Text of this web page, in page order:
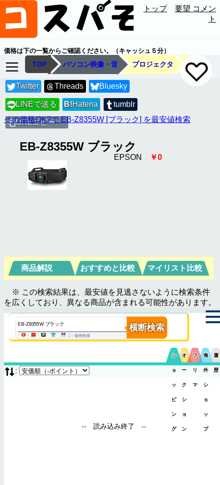
トップ
要望 コメン
ト
価格は下の一覧からご確認ください。（キャッシュ５分）
TOP パソコン映像・音 プロジェクタ
Twitter Threads Bluesky
LINE LINEで送る B!Hatena tumblr
URLコピー
その価格OK?で EB-Z8355W [ブラック] を最安値検索
EB-Z8355W ブラック
EPSON ￥0
商品解説 おすすめと比較 マイリスト比較
※ この検索結果は、最安値を見逃さないように検索条件
を広くしており、異なる商品が含まれる可能性があります。